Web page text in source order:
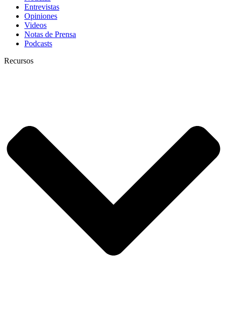
Entrevistas
Opiniones
Videos
Notas de Prensa
Podcasts
Recursos